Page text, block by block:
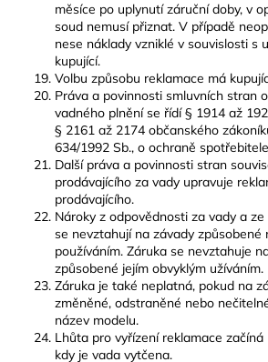
měsíce po uplynutí záruční doby, v
soud nemusí přiznat. V případě
nese náklady vzniklé v souvislosti s
kupující.
Volbu způsobu reklamace má
Práva a povinnosti smluvních stran
vadného plnění se řídí § 1914 až
§ 2161 až 2174 občanského
634/1992 Sb., o ochraně
Další práva a povinnosti stran
prodávajícího za vady upravuje
prodávajícího.
Nároky z odpovědnosti za vady a
se nevztahují na závady způsobené
používáním. Záruka se nevztahuje
způsobené jejím obvyklým užíváním.
Záruka je také neplatná, pokud na
změněné, odstraněné nebo
název modelu.
Lhůta pro vyřízení reklamace
kdy je vada vytčena.